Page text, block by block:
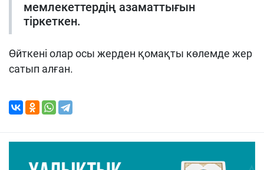
мемлекеттердің азаматтығын
тіркеткен.
Өйткені олар осы жерден қомақты көлемде жер
сатып алған.